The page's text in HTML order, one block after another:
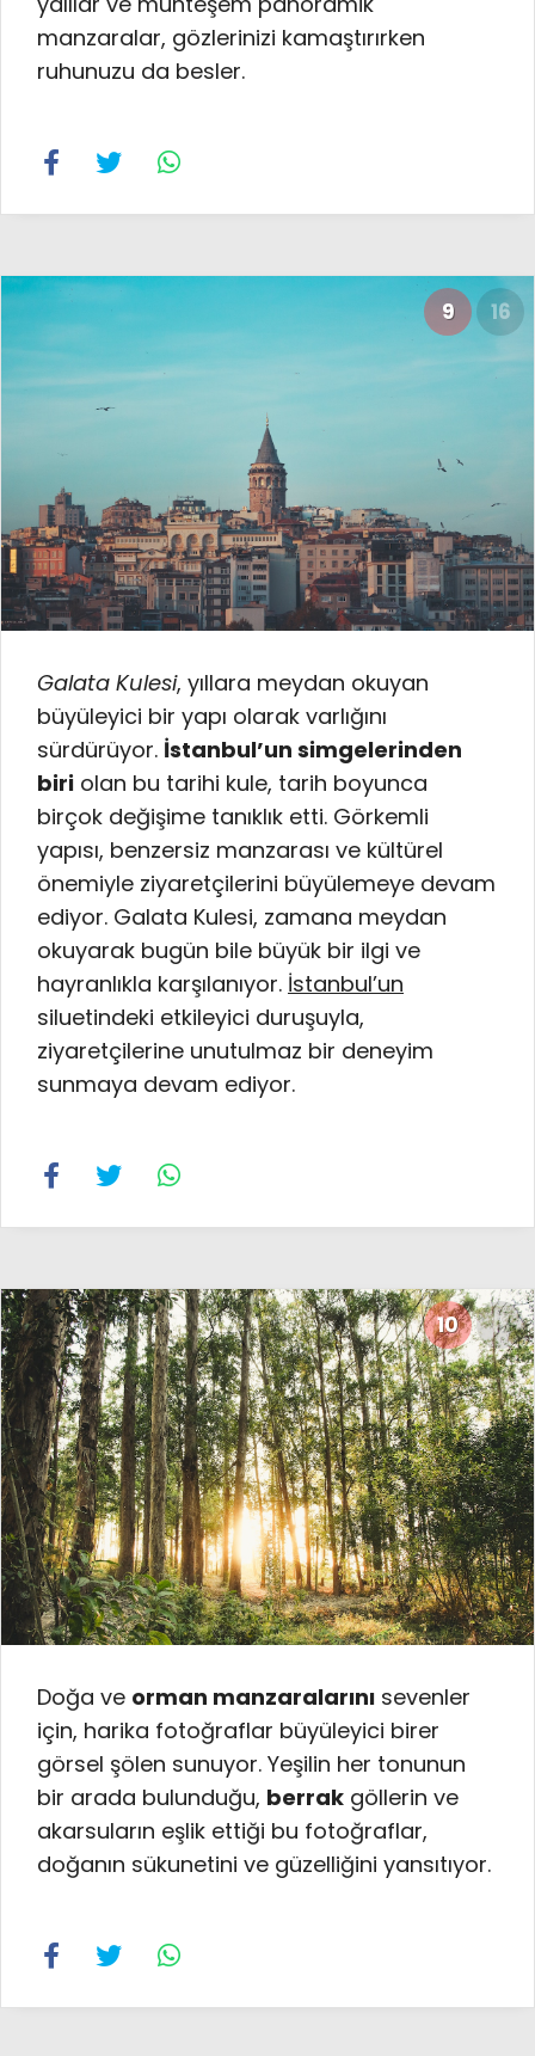
manzaralar, gözlerinizi kamaştırırken
ruhunuzu da besler.
9 16
Galata Kulesi, yıllara meydan okuyan
büyüleyici bir yapı olarak varlığını
sürdürüyor. İstanbul’un simgelerinden
biri olan bu tarihi kule, tarih boyunca
birçok değişime tanıklık etti. Görkemli
yapısı, benzersiz manzarası ve kültürel
önemiyle ziyaretçilerini büyülemeye devam
ediyor. Galata Kulesi, zamana meydan
okuyarak bugün bile büyük bir ilgi ve
hayranlıkla karşılanıyor. İstanbul’un
siluetindeki etkileyici duruşuyla,
ziyaretçilerine unutulmaz bir deneyim
sunmaya devam ediyor.
10 16
Doğa ve orman manzaralarını sevenler
için, harika fotoğraflar büyüleyici birer
görsel şölen sunuyor. Yeşilin her tonunun
bir arada bulunduğu, berrak göllerin ve
akarsuların eşlik ettiği bu fotoğraflar,
doğanın sükunetini ve güzelliğini yansıtıyor.